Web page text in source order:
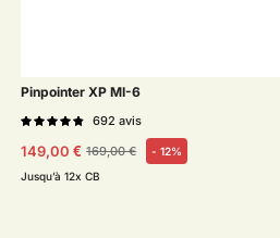
Pinpointer XP MI-6
692avis
Prix habituel
169,00 €
Prix soldé
149,00 €
- 12%
Jusqu’à 12x CB